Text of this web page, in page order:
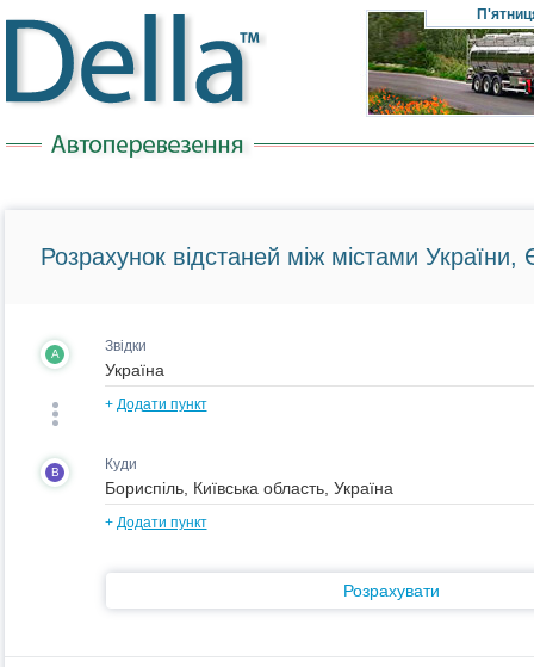
Розрахунок відстаней між містами України,
A Звідки
+ Додати пункт
B Куди
+ Додати пункт
Розрахувати